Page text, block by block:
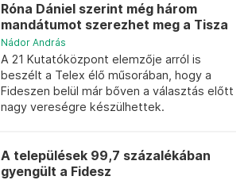
Róna Dániel szerint még három
mandátumot szerezhet meg a Tisza
Nádor András
A 21 Kutatóközpont elemzője arról is
beszélt a Telex élő műsorában, hogy a
Fideszen belül már bőven a választás előtt
nagy vereségre készülhettek.
A települések 99,7 százalékában
gyengült a Fidesz